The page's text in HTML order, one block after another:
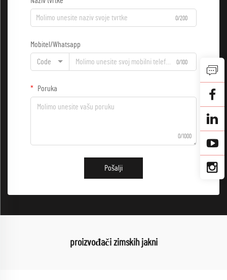
0/200
Mobitel/Whatsapp
Code 0/100
Poruka
0/1000
Pošalji
proizvođači zimskih jakni